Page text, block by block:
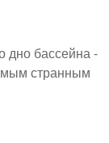
дно бассейна -
странным